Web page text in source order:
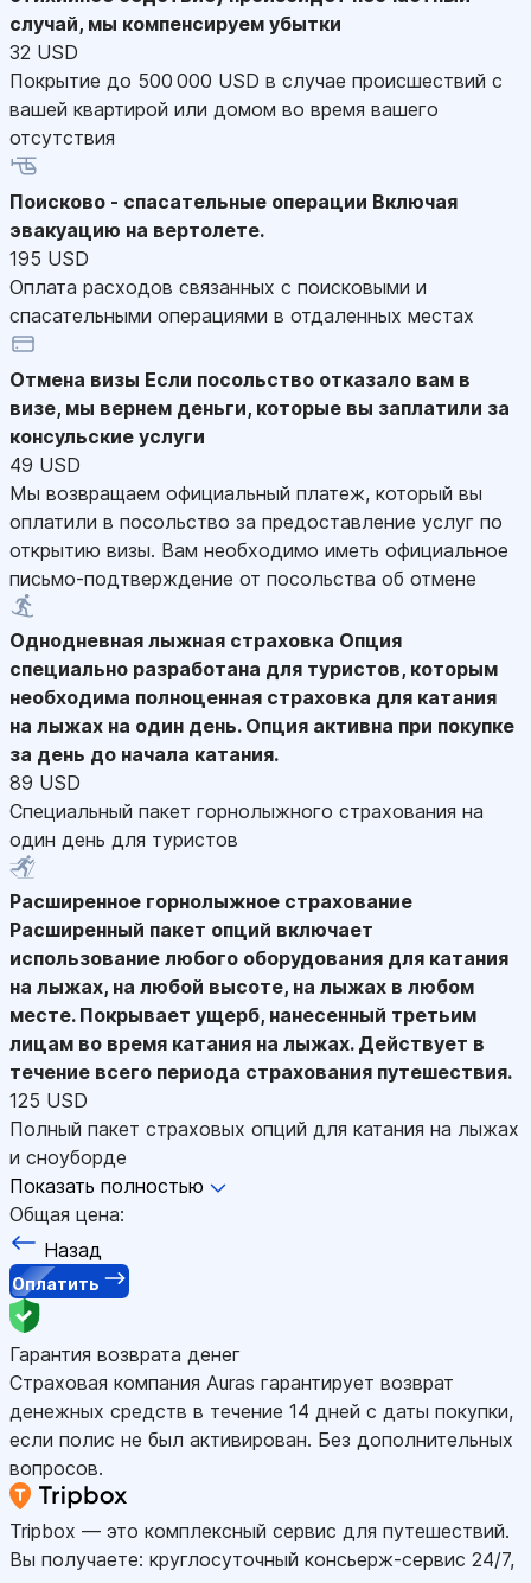
случай, мы компенсируем убытки
32 USD
Покрытие до 500 000 USD в случае происшествий с
вашей квартирой или домом во время вашего
отсутствия
Поисково - спасательные операции Включая
эвакуацию на вертолете.
195 USD
Оплата расходов связанных с поисковыми и
спасательными операциями в отдаленных местах
Отмена визы Если посольство отказало вам в
визе, мы вернем деньги, которые вы заплатили за
консульские услуги
49 USD
Мы возвращаем официальный платеж, который вы
оплатили в посольство за предоставление услуг по
открытию визы. Вам необходимо иметь официальное
письмо-подтверждение от посольства об отмене
Однодневная лыжная страховка Опция
специально разработана для туристов, которым
необходима полноценная страховка для катания
на лыжах на один день. Опция активна при покупке
за день до начала катания.
89 USD
Специальный пакет горнолыжного страхования на
один день для туристов
Расширенное горнолыжное страхование
Расширенный пакет опций включает
использование любого оборудования для катания
на лыжах, на любой высоте, на лыжах в любом
месте. Покрывает ущерб, нанесенный третьим
лицам во время катания на лыжах. Действует в
течение всего периода страхования путешествия.
125 USD
Полный пакет страховых опций для катания на лыжах
и сноуборде
Показать полностью
Общая цена:
Назад
Оплатить
Гарантия возврата денег
Страховая компания Auras гарантирует возврат
денежных средств в течение 14 дней с даты покупки,
если полис не был активирован. Без дополнительных
вопросов.
Tripbox — это комплексный сервис для путешествий.
Вы получаете: круглосуточный консьерж-сервис 24/7,